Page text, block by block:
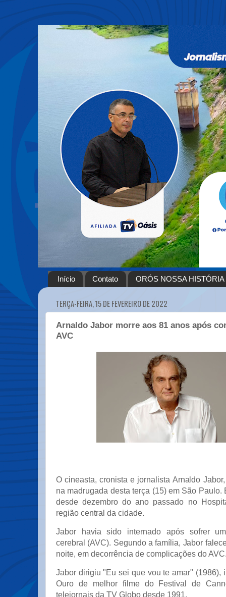
Início Contato ORÓS NOSSA HISTÓRIA
TERÇA-FEIRA, 15 DE FEVEREIRO DE 2022
Arnaldo Jabor morre aos 81 anos após
AVC
O cineasta, cronista e jornalista Arnaldo
na madrugada desta terça (15) em São Paulo.
desde dezembro do ano passado no
região central da cidade.
Jabor havia sido internado após sofrer
cerebral (AVC). Segundo a família, Jabor
noite, em decorrência de complicações do
Jabor dirigiu "Eu sei que vou te amar" (1986),
Ouro de melhor filme do Festival de
telejornais da TV Globo desde 1991.